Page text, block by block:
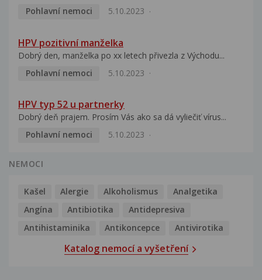
Pohlavní nemoci
5.10.2023
HPV pozitivní manželka
Dobrý den, manželka po xx letech přivezla z Východu...
Pohlavní nemoci
5.10.2023
HPV typ 52 u partnerky
Dobrý deň prajem. Prosím Vás ako sa dá vyliečiť vírus...
Pohlavní nemoci
5.10.2023
NEMOCI
Kašel Alergie Alkoholismus
Analgetika
Angína
Antibiotika
Antidepresiva
Antihistaminika
Antikoncepce Antivirotika
Katalog nemocí a vyšetření